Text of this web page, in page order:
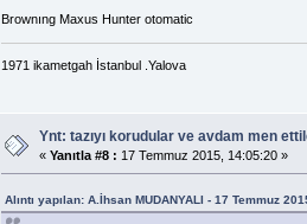
Brownıng Maxus Hunter otomatic
1971 ikametgah İstanbul .Yalova
Ynt: tazıyı korudular ve avdam men
«Yanıtla #8 : 17 Temmuz 2015, 14:05:20 »
Alıntı yapılan: A.İhsan MUDANYALI - 17 Temmuz